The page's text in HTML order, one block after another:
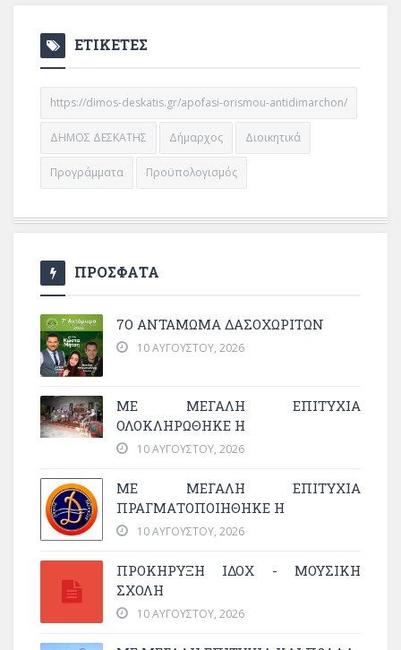
ΕΤΙΚΕΤΕΣ
https://dimos-deskatis.gr/apofasi-orismou-antidimarchon/
ΔΗΜΟΣ ΔΕΣΚΑΤΗΣ Δήμαρχος Διοικητικά
Προγράμματα Προϋπολογισμός
ΠΡΟΣΦΑΤΑ
7Ο ΑΝΤΆΜΩΜΑ ΔΑΣΟΧΩΡΙΤΏΝ
10 ΑΥΓΟΎΣΤΟΥ, 2026
ΜΕ ΜΕΓΆΛΗ ΕΠΙΤΥΧΊΑ
ΟΛΟΚΛΗΡΏΘΗΚΕ Η
10 ΑΥΓΟΎΣΤΟΥ, 2026
ΜΕ ΜΕΓΆΛΗ ΕΠΙΤΥΧΊΑ
ΠΡΑΓΜΑΤΟΠΟΙΉΘΗΚΕ Η
10 ΑΥΓΟΎΣΤΟΥ, 2026
ΠΡΟΚΗΡΥΞΗ ΙΔΟΧ - ΜΟΥΣΙΚΗ
ΣΧΟΛΗ
10 ΑΥΓΟΎΣΤΟΥ, 2026